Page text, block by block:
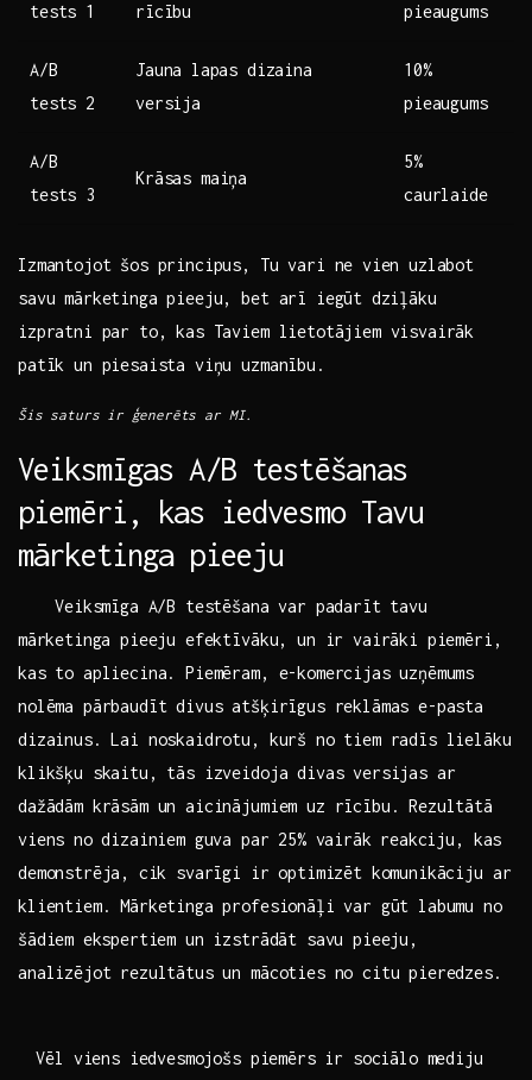
tests 1
rīcību
pieaugums
A/B
tests 2
Jauna ⁣lapas dizaina
versija
10%
pieaugums
A/B
tests 3
Krāsas‌ maiņa
5%
caurlaide
Izmantojot šos ​principus, Tu ​vari ne⁣ vien uzlabot
savu mārketinga pieeju, bet ‍arī iegūt⁣ dziļāku⁤
izpratni‌ par‍ to, kas Taviem lietotājiem visvairāk
patīk un piesaista viņu uzmanību.
Šis saturs ⁤ir ​ģenerēts‌ ar MI.
Veiksmīgas A/B‌ testēšanas
piemēri, kas iedvesmo Tavu
‌mārketinga pieeju
‍ ‌ ⁣ ‌ Veiksmīga A/B testēšana‍ var padarīt tavu
⁤mārketinga pieeju efektīvāku, un ir vairāki‍ piemēri,⁤
kas to apliecina. Piemēram, e-komercijas uzņēmums
nolēma pārbaudīt divus atšķirīgus reklāmas ‌e-pasta
dizainus. Lai noskaidrotu, kurš no tiem radīs lielāku
klikšķu skaitu, tās izveidoja divas versijas ar
‍dažādām krāsām un aicinājumiem uz rīcību. Rezultātā
viens no⁣ dizainiem‍ guva ⁣par 25% vairāk⁣ reakciju, kas
demonstrēja, ⁢cik svarīgi ir‍ optimizēt komunikāciju ar
klientiem. Mārketinga profesionāļi ​var gūt labumu no
šādiem ⁤ekspertiem ‌un izstrādāt savu pieeju,
analizējot rezultātus un mācoties no ‍citu pieredzes. ⁤
⁤ ⁣ Vēl viens iedvesmojošs piemērs ir sociālo mediju​